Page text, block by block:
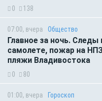
0 138
07:00, вчера Общество
Главное за ночь.
самолете, пожар на
пляжи Владивостока
0 80
01:00, вчера Гороскоп